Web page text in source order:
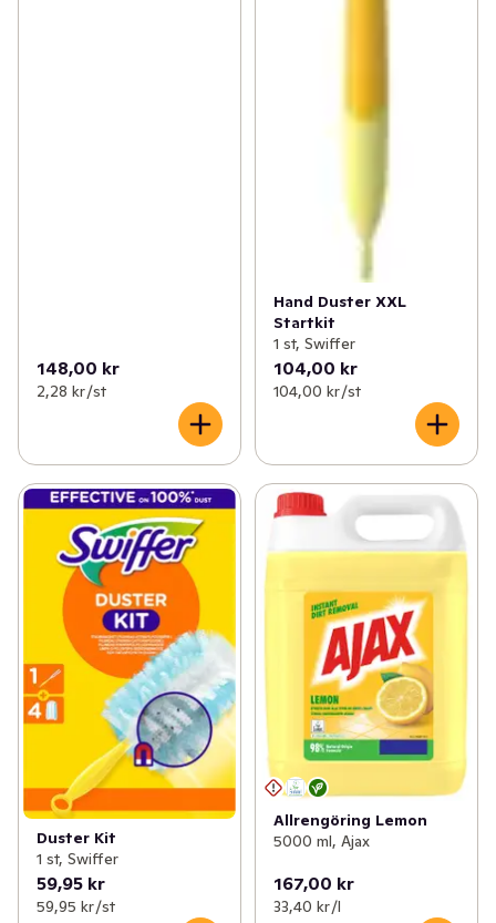
148,00 kr
2,28 kr /st
Hand Duster XXL
Startkit
1 st, Swiffer
104,00 kr
104,00 kr /st
Duster Kit
1 st, Swiffer
59,95 kr
59,95 kr /st
Allrengöring Lemon
5000 ml, Ajax
167,00 kr
33,40 kr /l